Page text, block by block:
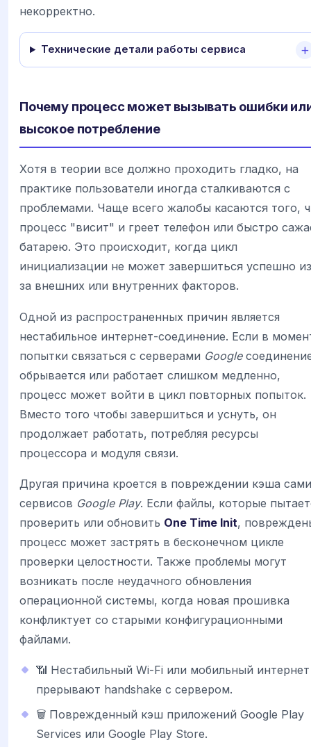
некорректно.
Технические детали работы сервиса
Почему процесс может вызывать ошибки
высокое потребление
Хотя в теории все должно проходить гладко, на
практике пользователи иногда сталкиваются с
проблемами. Чаще всего жалобы касаются того,
процесс "висит" и греет телефон или быстро
батарею. Это происходит, когда цикл
инициализации не может завершиться успешно
за внешних или внутренних факторов.
Одной из распространенных причин является
нестабильное интернет-соединение. Если в
попытки связаться с серверами Google
обрывается или работает слишком медленно,
процесс может войти в цикл повторных попыток.
Вместо того чтобы завершиться и уснуть, он
продолжает работать, потребляя ресурсы
процессора и модуля связи.
Другая причина кроется в повреждении кэша
сервисов Google Play. Если файлы, которые
проверить или обновить One Time Init,
процесс может застрять в бесконечном цикле
проверки целостности. Также проблемы могут
возникать после неудачного обновления
операционной системы, когда новая прошивка
конфликтует со старыми конфигурационными
файлами.
📶 Нестабильный Wi-Fi или мобильный интернет
прерывают handshake с сервером.
🗑️ Поврежденный кэш приложений Google Play
Services или Google Play Store.